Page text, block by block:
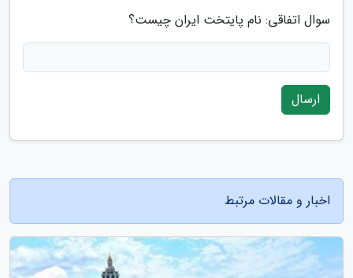
سوال اتفاقی: نام پایتخت ایران چیست؟
ارسال
اخبار و مقالات مرتبط